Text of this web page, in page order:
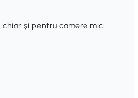
și pentru camere mici